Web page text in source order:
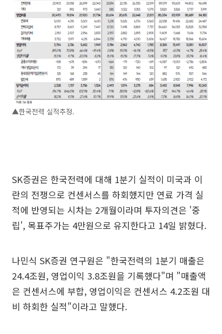
▲한국전력 실적추정.
SK증권은 한국전력에 대해 1분기 실적이 미국과 이
란의 전쟁으로 컨센서스를 하회했지만 연료 가격 실
적에 반영되는 시차는 2개월이라며 투자의견은 '중
립', 목표주가는 4만원으로 유지한다고 14일 밝혔다.
나민식 SK증권 연구원은 "한국전력의 1분기 매출은
24.4조원, 영업이익 3.8조원을 기록했다"며 "매출액
은 컨센서스에 부합, 영업이익은 컨센서스 4.2조원 대
비 하회한 실적"이라고 말했다.